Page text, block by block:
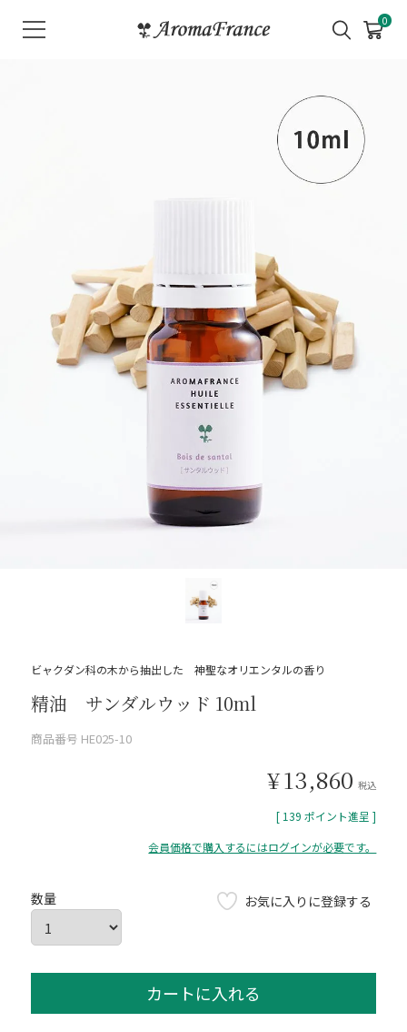
メ
ニ
0
ビャクダン科の木から抽出した 神聖なオリエンタルの香り
精油 サンダルウッド 10ml
商品番号 HE025-10
¥13,860 税込
[ 139 ポイント進呈 ]
会員価格で購入するにはログインが必要です。
お気に入りに登録する
カートに入れる